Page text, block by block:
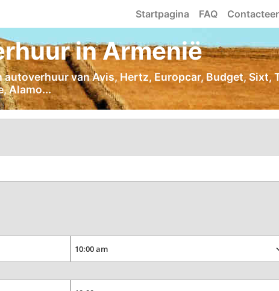
Startpagina FAQ
in Armenië
van Avis, Hertz, Europcar, Budget, Sixt,
Alamo...